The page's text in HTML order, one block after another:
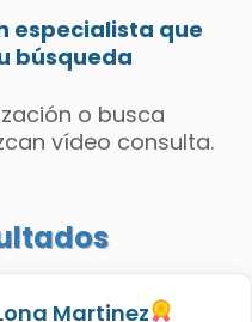
especialista que
búsqueda
o busca
vídeo consulta.
Martinez